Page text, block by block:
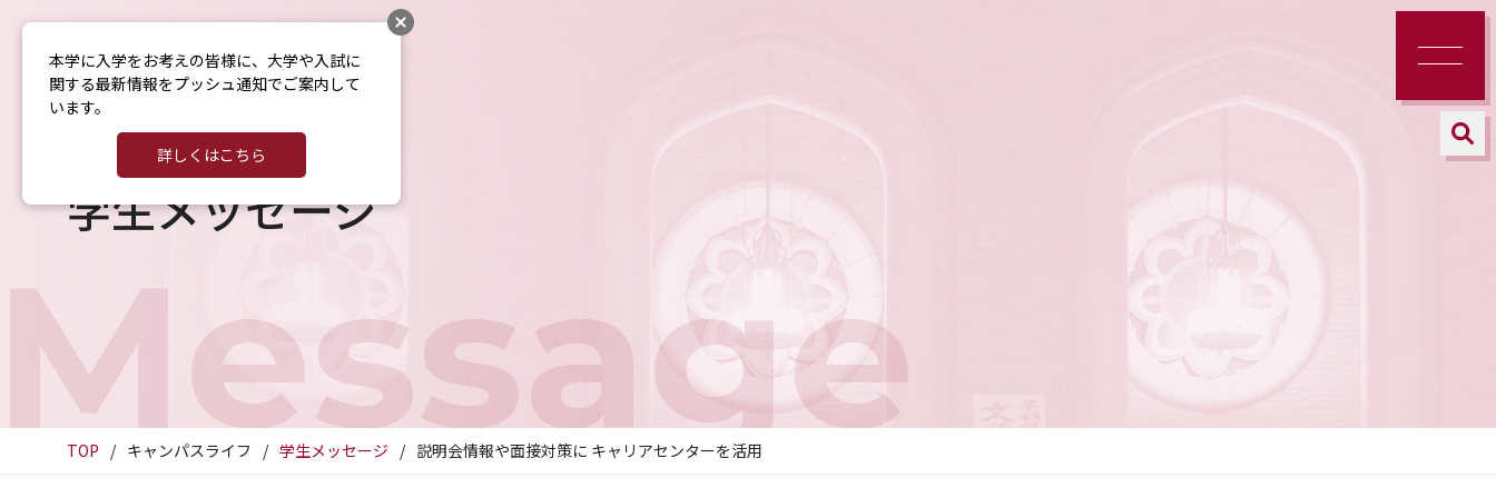
学生メッセージ
TOP キャンパスライフ 学生メッセージ 説明会情報や面接対策に キャリアセンターを活用
本学に入学をお考えの皆様に、大学や入試に
関する最新情報をプッシュ通知でご案内して
います。
詳しくはこちら